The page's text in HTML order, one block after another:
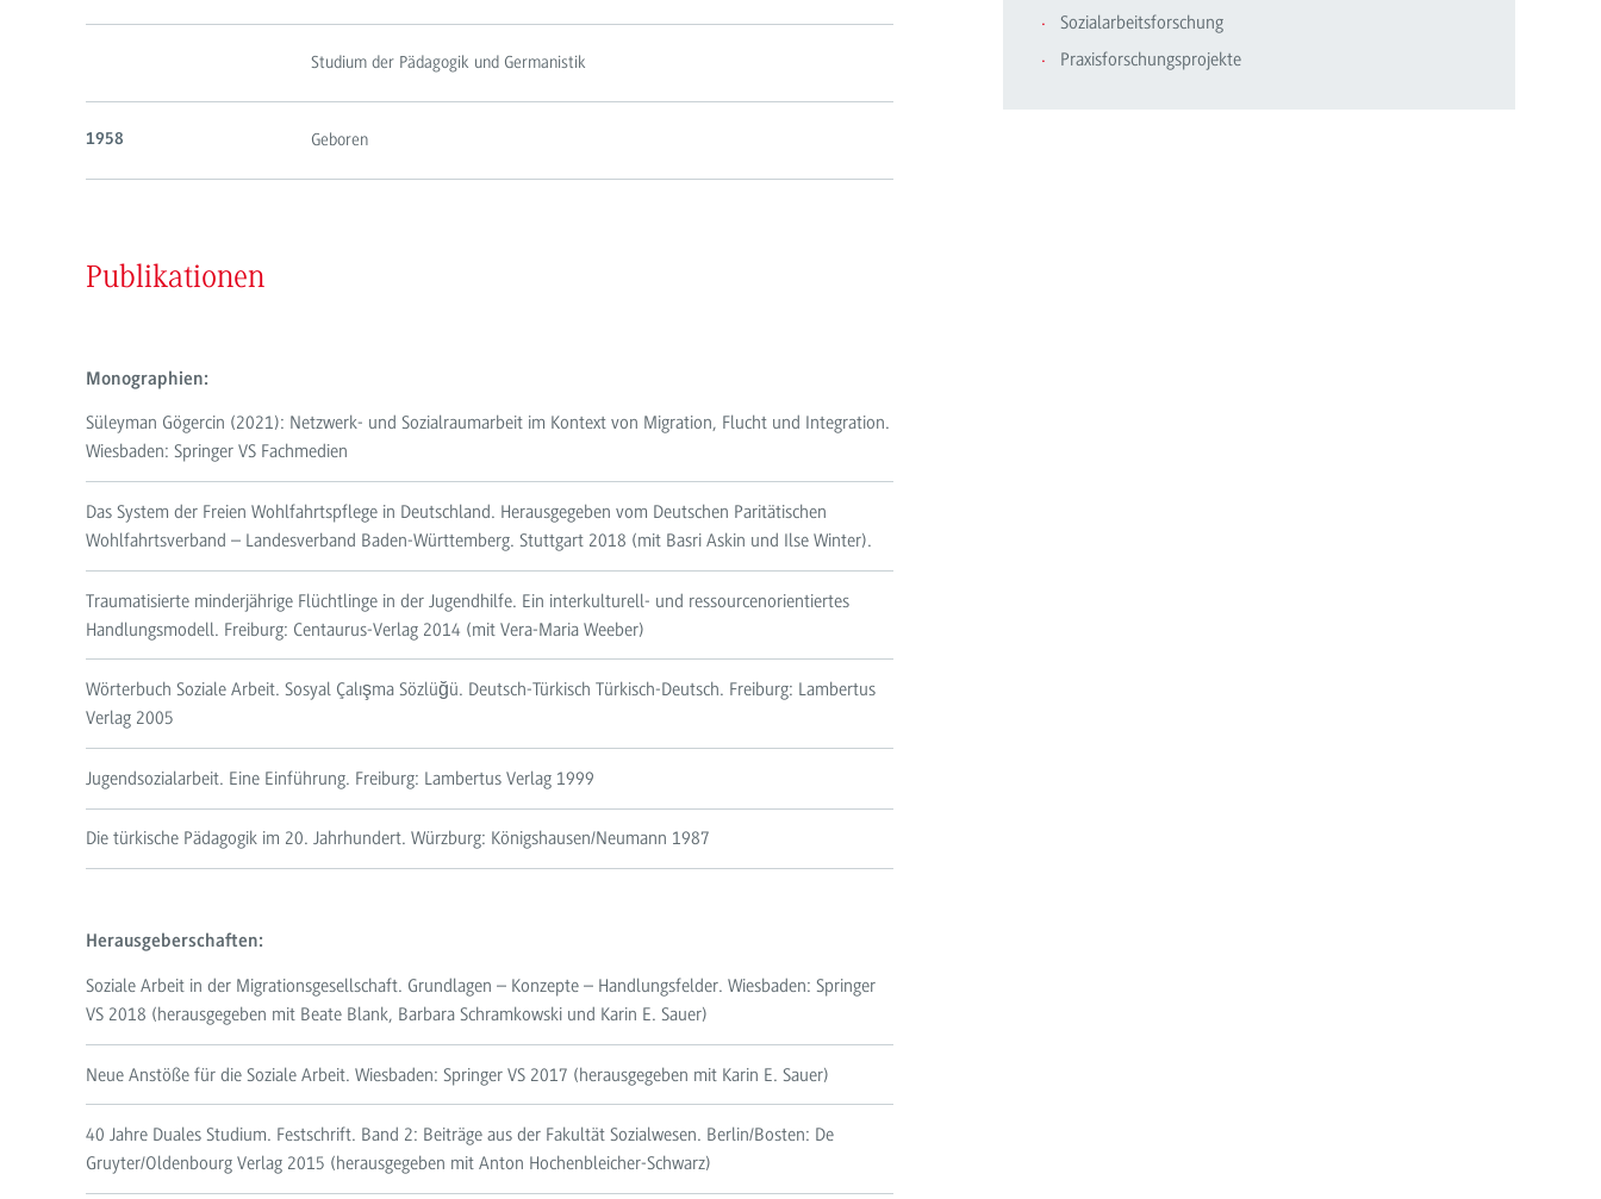
Sozialarbeitsforschung
Praxisforschungsprojekte
Studium der Pädagogik und Germanistik
1958 Geboren
Publikationen
Monographien:
Süleyman Gögercin (2021): Netzwerk- und Sozialraumarbeit im Kontext von Migration, Flucht und Integration.
Wiesbaden: Springer VS Fachmedien
Das System der Freien Wohlfahrtspflege in Deutschland. Herausgegeben vom Deutschen Paritätischen
Wohlfahrtsverband – Landesverband Baden-Württemberg. Stuttgart 2018 (mit Basri Askin und Ilse Winter).
Traumatisierte minderjährige Flüchtlinge in der Jugendhilfe. Ein interkulturell- und ressourcenorientiertes
Handlungsmodell. Freiburg: Centaurus-Verlag 2014 (mit Vera-Maria Weeber)
Wörterbuch Soziale Arbeit. Sosyal Çalışma Sözlüğü. Deutsch-Türkisch Türkisch-Deutsch. Freiburg: Lambertus
Verlag 2005
Jugendsozialarbeit. Eine Einführung. Freiburg: Lambertus Verlag 1999
Die türkische Pädagogik im 20. Jahrhundert. Würzburg: Königshausen/Neumann 1987
Herausgeberschaften:
Soziale Arbeit in der Migrationsgesellschaft. Grundlagen – Konzepte – Handlungsfelder. Wiesbaden: Springer
VS 2018 (herausgegeben mit Beate Blank, Barbara Schramkowski und Karin E. Sauer)
Neue Anstöße für die Soziale Arbeit. Wiesbaden: Springer VS 2017 (herausgegeben mit Karin E. Sauer)
40 Jahre Duales Studium. Festschrift. Band 2: Beiträge aus der Fakultät Sozialwesen. Berlin/Bosten: De
Gruyter/Oldenbourg Verlag 2015 (herausgegeben mit Anton Hochenbleicher-Schwarz)